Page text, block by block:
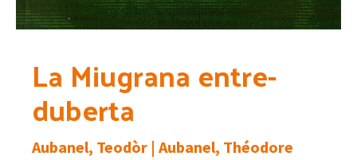
La Miugrana entre-
duberta
Aubanel, Teodòr | Aubanel, Théodore